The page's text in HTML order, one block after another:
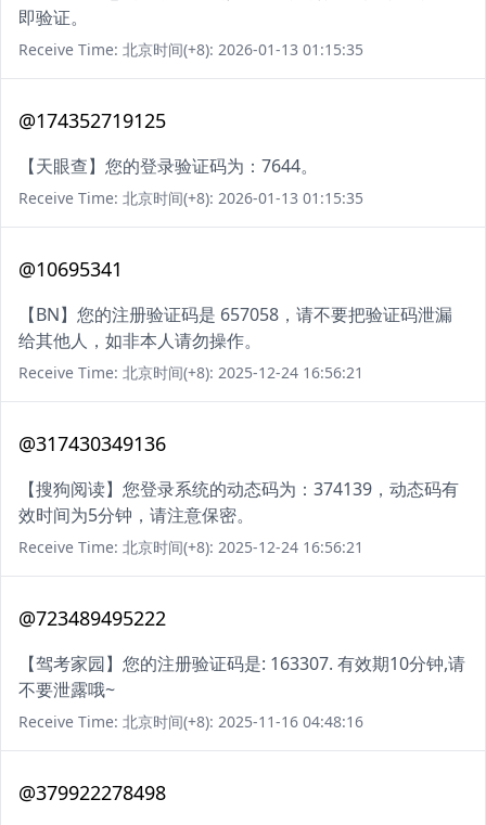
即验证。
Receive Time: 北京时间(+8): 2026-01-13 01:15:35
@174352719125
【天眼查】您的登录验证码为：7644。
Receive Time: 北京时间(+8): 2026-01-13 01:15:35
@10695341
【BN】您的注册验证码是 657058，请不要把验证码泄漏
给其他人，如非本人请勿操作。
Receive Time: 北京时间(+8): 2025-12-24 16:56:21
@317430349136
【搜狗阅读】您登录系统的动态码为：374139，动态码有
效时间为5分钟，请注意保密。
Receive Time: 北京时间(+8): 2025-12-24 16:56:21
@723489495222
【驾考家园】您的注册验证码是: 163307. 有效期10分钟,请
不要泄露哦~
Receive Time: 北京时间(+8): 2025-11-16 04:48:16
@379922278498